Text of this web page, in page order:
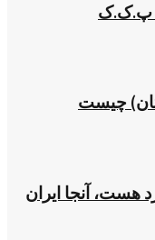
پ.ک.ک
چیست
آنجا ایران